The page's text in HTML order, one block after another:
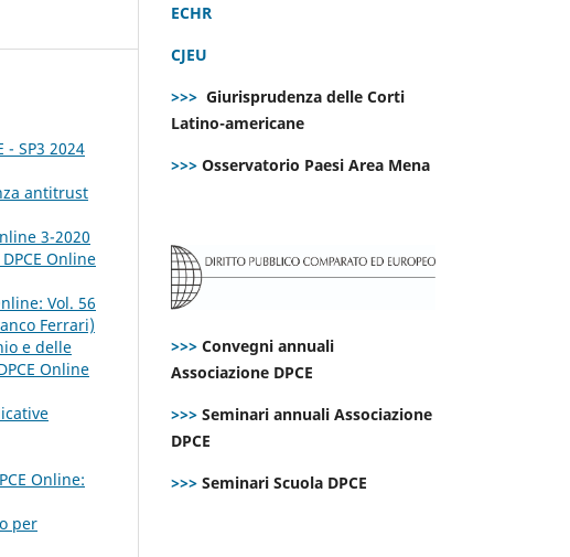
- SP3 2024
antitrust
3-2020
Online
Vol. 56
Ferrari)
e delle
Online
Online:
per
ECHR
CJEU
>>> Giurisprudenza delle Corti
Latino-americane
>>> Osservatorio Paesi Area Mena
>>> Convegni annuali
Associazione DPCE
>>> Seminari annuali Associazione
DPCE
>>> Seminari Scuola DPCE